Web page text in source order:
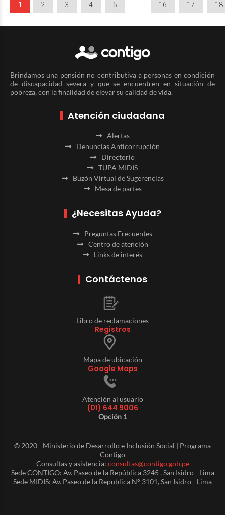
1 2 3 4 5 16 17 18
Brindamos una pensión no contributiva a personas en condición
de discapacidad severa y que se encuentren en situación de
pobreza, con la finalidad de elevar su calidad de vida.
Atención ciudadana
Alertas
Denuncias Anticorrupción
Directorio
TUPA MIDIS
Buzón Virtual de Sugerencias
Mesa de partes
¿Necesitas Ayuda?
Preguntas Frecuentes
Centro de atención
Links de interés
Contáctenos
Libro de reclamaciones
Registros
Mapa de ubicación
Google Maps
Atención al usuario
(01) 644 9006
Opción 1
© 2020 - Ministerio de Desarrollo e Inclusión Social | Programa
Contigo
Consultas y asistencia: consultas@contigo.gob.pe
Sede CONTIGO: Av. Paseo de la República 3245 , San Isidro - Lima
Sede MIDIS: Av. Paseo de la Republica N° 3101, San Isidro - Lima